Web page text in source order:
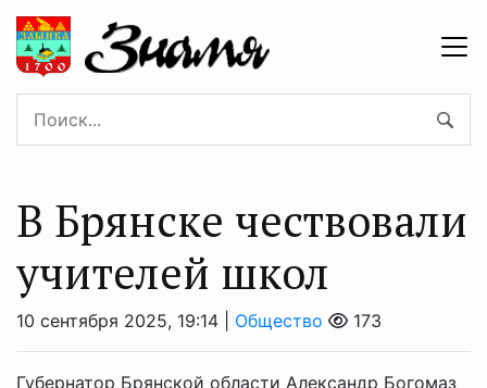
В Брянске чествовали
учителей школ
10 сентября 2025, 19:14 | Общество 173
Губернатор Брянской области Александр Богомаз